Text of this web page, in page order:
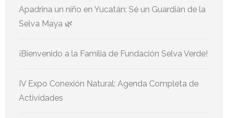
Apadrina un niño en Yucatán: Sé un Guardián de la
Selva Maya 🌿
¡Bienvenido a la Familia de Fundación Selva Verde!
IV Expo Conexión Natural: Agenda Completa de
Actividades